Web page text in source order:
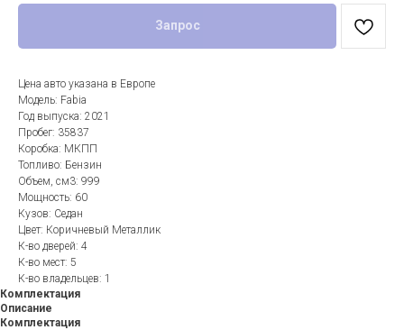
Запрос
Цена авто указана в Европе
Модель: Fabia
Год выпуска: 2021
Пробег: 35837
Коробка: МКПП
Топливо: Бензин
Объем, см3: 999
Мощность: 60
Кузов: Седан
Цвет: Коричневый Металлик
К-во дверей: 4
К-во мест: 5
К-во владельцев: 1
Комплектация
Описание
Комплектация